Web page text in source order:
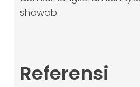
shawab.
Referensi